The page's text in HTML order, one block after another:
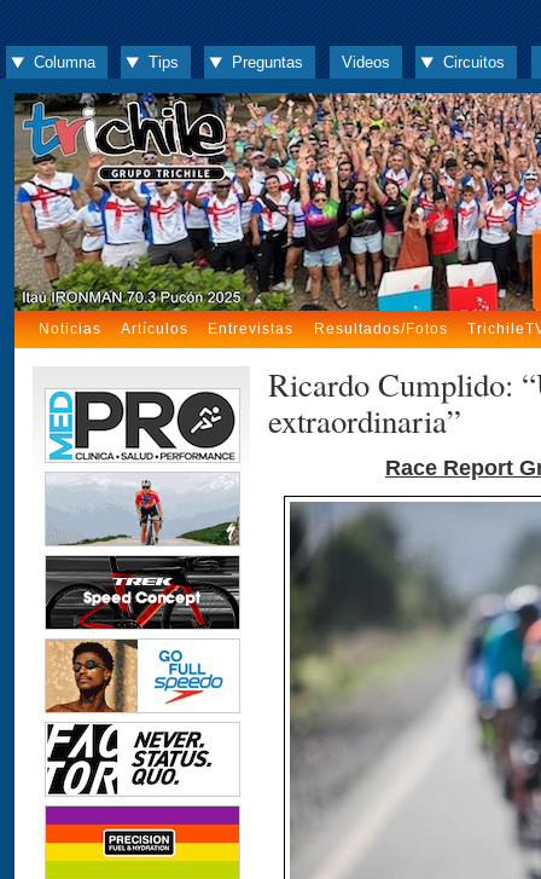
Columna Tips Preguntas Videos Circuitos
Noticias Artículos Entrevistas Resultados/Fotos
Ricardo Cumplido:
extraordinaria”
Race Report